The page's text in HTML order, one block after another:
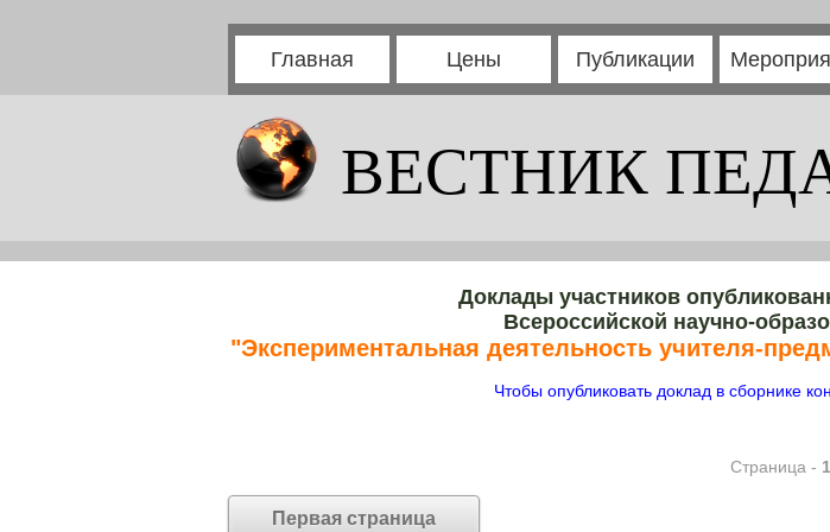
Главная Цены Публикации
ВЕСТНИК
Доклады участников
Всероссийской научно-
"Экспериментальная деятельность учителя-
Чтобы опубликовать доклад в сборнике
Страница - 1
Первая страница